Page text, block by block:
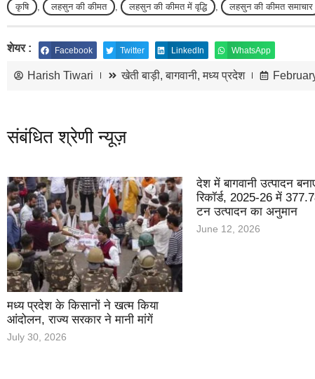
कृषि लहसुन की कीमत लहसुन की कीमत में वृद्धि लहसुन की कीमत समाचार
शेयर : Facebook Twitter LinkedIn WhatsApp
Harish Tiwari खेती बाड़ी,बागवानी,मध्य प्रदेश
संबंधित श्रेणी न्यूज़
मध्य प्रदेश के किसानों ने खत्म किया
आंदोलन, राज्य सरकार ने मानी मांगें
July 30, 2026
देश में बागवानी उत्पादन
रिकॉर्ड, 2025-26 में
टन उत्पादन का अनुमान
June 12, 2026